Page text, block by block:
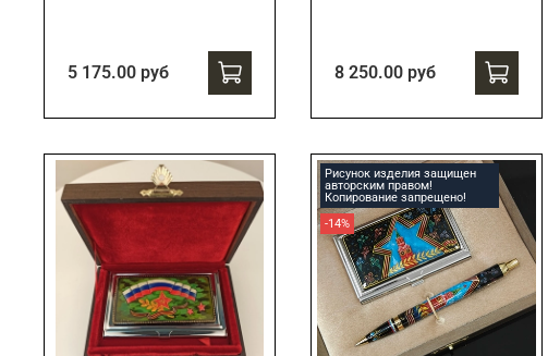
5 175.00 руб 8 250.00 руб
Рисунок изделия защищен
авторским правом!
Копирование запрещено!
-14%